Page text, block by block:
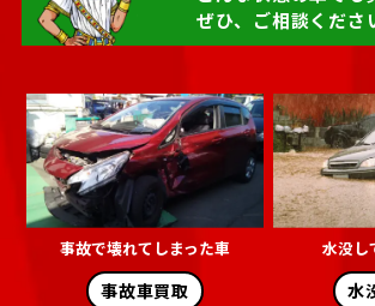
ぜひ、ご相談くださ
事故で壊れてしまった車
事故車買取
水没し
水